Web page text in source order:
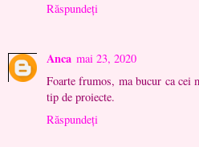
Răspundeți
Anca mai 23, 2020
Foarte frumos, ma bucur ca cei
tip de proiecte.
Răspundeți